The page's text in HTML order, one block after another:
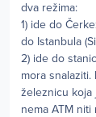
dva režima:
1) ide do
do Istanbula
2) ide do
mora
železnicu koja
nema ATM